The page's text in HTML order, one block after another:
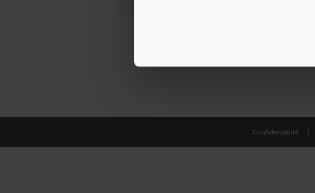
Confidentialité